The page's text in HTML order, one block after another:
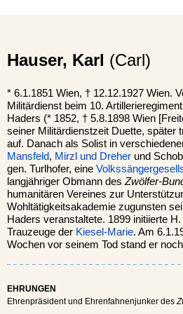
Hauser, Karl (Carl)
* 6.1.1851 Wien, † 12.12.1927 Wien.
Militärdienst beim 10.
Haders (* 1852, † 5.8.1898 Wien
seiner Militärdienstzeit Duette, später
auf. Danach als Solist in
Mansfeld, Mirzl und Dreher und
gen. Turlhofer, eine
langjähriger Obmann des Zwölfer-
humanitären Vereines zur
Wohltätigkeitsakademie zugunsten
Haders veranstaltete. 1899 initiierte
Trauzeuge der Kiesel-Marie. Am
Wochen vor seinem Tod stand er
EHRUNGEN
Ehrenpräsident und Ehrenfahnenjunker des